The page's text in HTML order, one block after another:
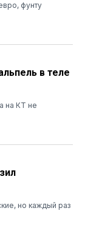
фунту
в теле
на КТ не
но каждый раз